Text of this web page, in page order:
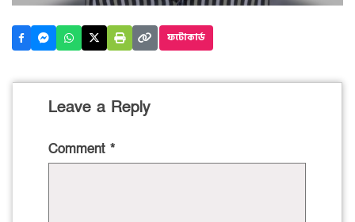
ফটোকার্ড
Leave a Reply
Comment *